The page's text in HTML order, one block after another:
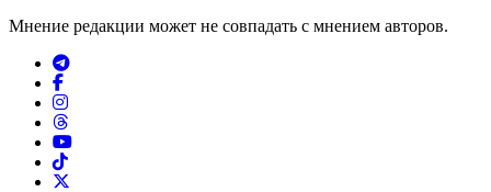
Мнение редакции может не совпадать с мнением авторов.